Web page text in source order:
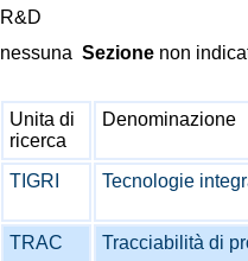
R&D
nessuna Sezione non
Unita di
ricerca
Denominazione
TIGRI Tecnologie
TRAC Tracciabilità di